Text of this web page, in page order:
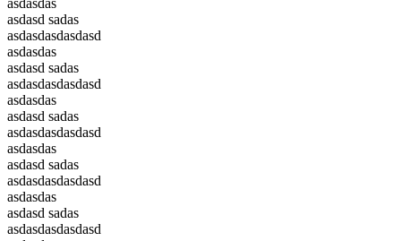
asdasdas
asdasd sadas
asdasdasdasdasd
asdasdas
asdasd sadas
asdasdasdasdasd
asdasdas
asdasd sadas
asdasdasdasdasd
asdasdas
asdasd sadas
asdasdasdasdasd
asdasdas
asdasd sadas
asdasdasdasdasd